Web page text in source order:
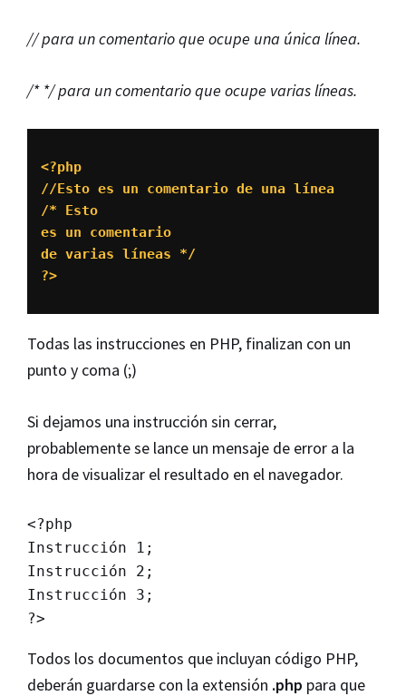
// para un comentario que ocupe una única línea.
/* */ para un comentario que ocupe varias líneas.
<?php
//Esto es un comentario de una línea
/* Esto
es un comentario
de varias líneas */
?>
Todas las instrucciones en PHP, finalizan con un
punto y coma (;)
Si dejamos una instrucción sin cerrar,
probablemente se lance un mensaje de error a la
hora de visualizar el resultado en el navegador.
<?php
Instrucción 1;
Instrucción 2;
Instrucción 3;
?>
Todos los documentos que incluyan código PHP,
deberán guardarse con la extensión .php para que